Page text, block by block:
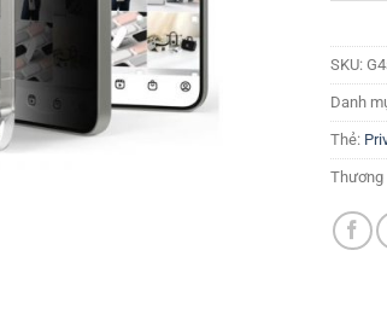
SKU:
Danh
Thẻ:
Thương